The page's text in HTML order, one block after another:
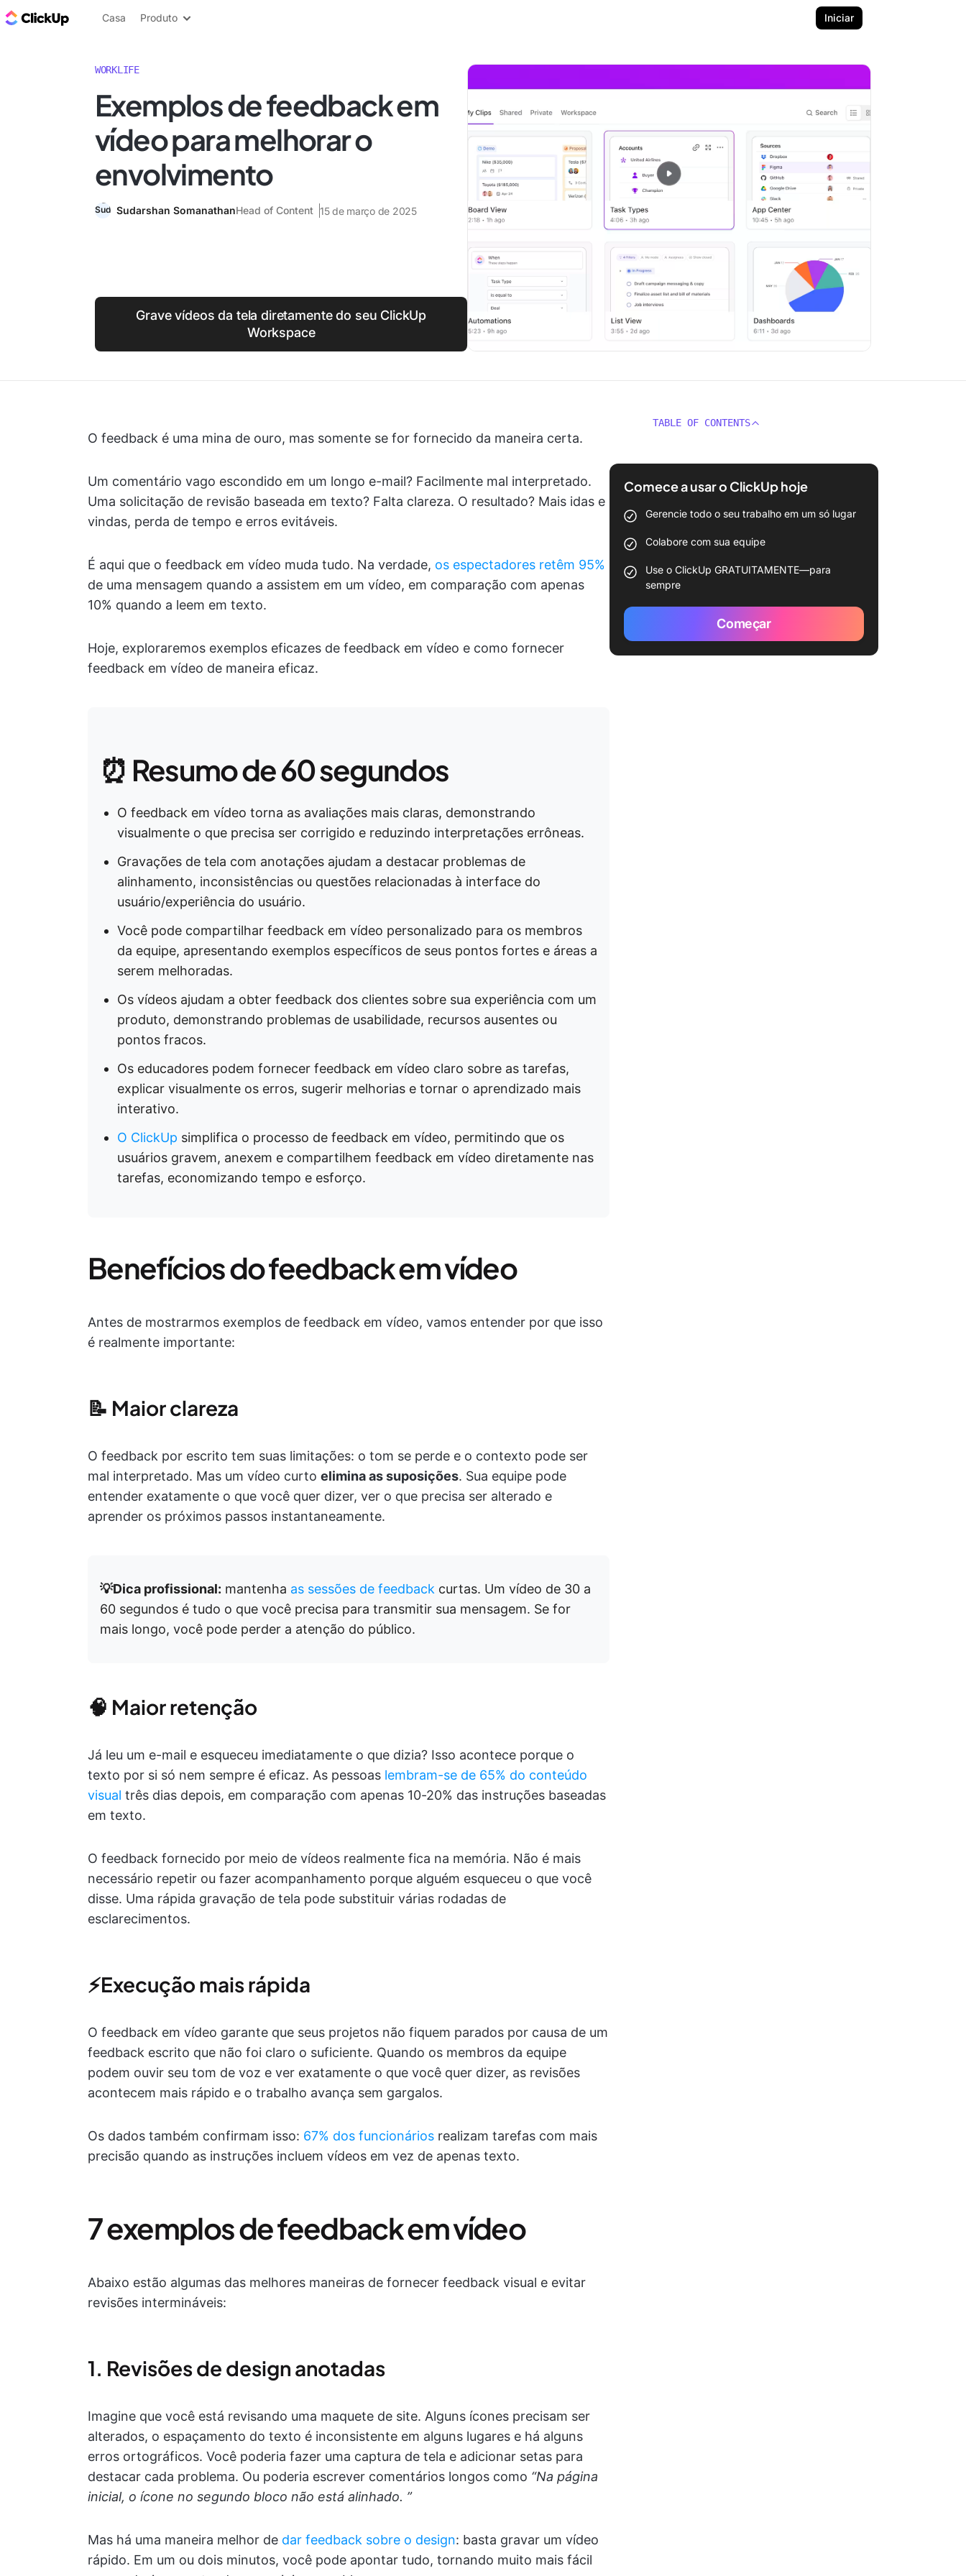
ClickUp Blogue
Casa Produto Iniciar
WORKLIFE
Exemplos de feedback em
vídeo para melhorar o
envolvimento
Sudarshan SomanathanHead of Content 15 de março de 2025
Grave vídeos da tela diretamente do seu ClickUp
Workspace
O feedback é uma mina de ouro, mas somente se for fornecido da maneira certa.
Um comentário vago escondido em um longo e-mail? Facilmente mal interpretado.
Uma solicitação de revisão baseada em texto? Falta clareza. O resultado? Mais idas e
vindas, perda de tempo e erros evitáveis.
É aqui que o feedback em vídeo muda tudo. Na verdade, os espectadores retêm 95%
de uma mensagem quando a assistem em um vídeo, em comparação com apenas
10% quando a leem em texto.
Hoje, exploraremos exemplos eficazes de feedback em vídeo e como fornecer
feedback em vídeo de maneira eficaz.
⏰ Resumo de 60 segundos
O feedback em vídeo torna as avaliações mais claras, demonstrando
visualmente o que precisa ser corrigido e reduzindo interpretações errôneas.
Gravações de tela com anotações ajudam a destacar problemas de
alinhamento, inconsistências ou questões relacionadas à interface do
usuário/experiência do usuário.
Você pode compartilhar feedback em vídeo personalizado para os membros
da equipe, apresentando exemplos específicos de seus pontos fortes e áreas a
serem melhoradas.
Os vídeos ajudam a obter feedback dos clientes sobre sua experiência com um
produto, demonstrando problemas de usabilidade, recursos ausentes ou
pontos fracos.
Os educadores podem fornecer feedback em vídeo claro sobre as tarefas,
explicar visualmente os erros, sugerir melhorias e tornar o aprendizado mais
interativo.
O ClickUp simplifica o processo de feedback em vídeo, permitindo que os
usuários gravem, anexem e compartilhem feedback em vídeo diretamente nas
tarefas, economizando tempo e esforço.
Benefícios do feedback em vídeo
Antes de mostrarmos exemplos de feedback em vídeo, vamos entender por que isso
é realmente importante:
📝 Maior clareza
O feedback por escrito tem suas limitações: o tom se perde e o contexto pode ser
mal interpretado. Mas um vídeo curto elimina as suposições. Sua equipe pode
entender exatamente o que você quer dizer, ver o que precisa ser alterado e
aprender os próximos passos instantaneamente.
💡Dica profissional: mantenha as sessões de feedback curtas. Um vídeo de 30 a
60 segundos é tudo o que você precisa para transmitir sua mensagem. Se for
mais longo, você pode perder a atenção do público.
🧠 Maior retenção
Já leu um e-mail e esqueceu imediatamente o que dizia? Isso acontece porque o
texto por si só nem sempre é eficaz. As pessoas lembram-se de 65% do conteúdo
visual três dias depois, em comparação com apenas 10-20% das instruções baseadas
em texto.
O feedback fornecido por meio de vídeos realmente fica na memória. Não é mais
necessário repetir ou fazer acompanhamento porque alguém esqueceu o que você
disse. Uma rápida gravação de tela pode substituir várias rodadas de
esclarecimentos.
⚡Execução mais rápida
O feedback em vídeo garante que seus projetos não fiquem parados por causa de um
feedback escrito que não foi claro o suficiente. Quando os membros da equipe
podem ouvir seu tom de voz e ver exatamente o que você quer dizer, as revisões
acontecem mais rápido e o trabalho avança sem gargalos.
Os dados também confirmam isso: 67% dos funcionários realizam tarefas com mais
precisão quando as instruções incluem vídeos em vez de apenas texto.
7 exemplos de feedback em vídeo
Abaixo estão algumas das melhores maneiras de fornecer feedback visual e evitar
revisões intermináveis:
1. Revisões de design anotadas
Imagine que você está revisando uma maquete de site. Alguns ícones precisam ser
alterados, o espaçamento do texto é inconsistente em alguns lugares e há alguns
erros ortográficos. Você poderia fazer uma captura de tela e adicionar setas para
destacar cada problema. Ou poderia escrever comentários longos como “Na página
inicial, o ícone no segundo bloco não está alinhado. ”
Mas há uma maneira melhor de dar feedback sobre o design: basta gravar um vídeo
rápido. Em um ou dois minutos, você pode apontar tudo, tornando muito mais fácil
TABLE OF CONTENTS
Comece a usar o ClickUp hoje
Gerencie todo o seu trabalho em um só lugar
Colabore com sua equipe
Use o ClickUp GRATUITAMENTE—para
sempre
Começar